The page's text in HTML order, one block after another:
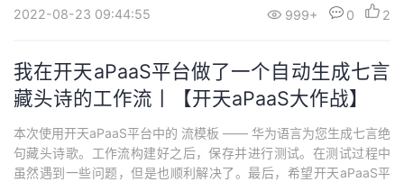
下，点击包括流模板（含有21个流模板）。在流模板中，选择 每天
2022-08-23 09:44:55 999+ 0 2
我在开天aPaaS平台做了一个自动生成七言
藏头诗的工作流丨【开天aPaaS大作战】
本次使用开天aPaaS平台中的 流模板 —— 华为语言为您生成七言绝
句藏头诗歌。工作流构建好之后，保存并进行测试。在测试过程中
虽然遇到一些问题，但是也顺利解决了。最后，希望开天aPaaS平